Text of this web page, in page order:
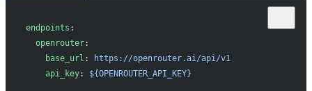
endpoints :
  openrouter
:
    base_url
:
https://openrouter.ai/api/v1
    api_key
: ${OPENROUTER_API_KEY}